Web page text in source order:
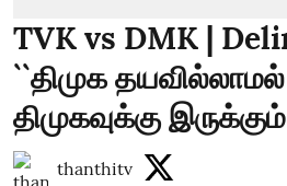
TVK vs DMK |
``திமுக தயவில்லாமல்
திமுகவுக்கு
thanthitv